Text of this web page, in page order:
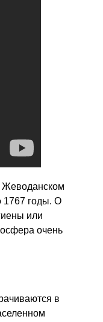
Жеводанском
1767 годы. О
или
очень
в